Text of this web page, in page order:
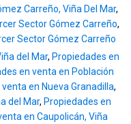
Carreño, Viña Del Mar,
Sector Gómez Carreño,
Sector Gómez Carreño
del Mar, Propiedades en
en venta en Población
en Nueva Granadilla,
del Mar, Propiedades en
en Caupolicán, Viña